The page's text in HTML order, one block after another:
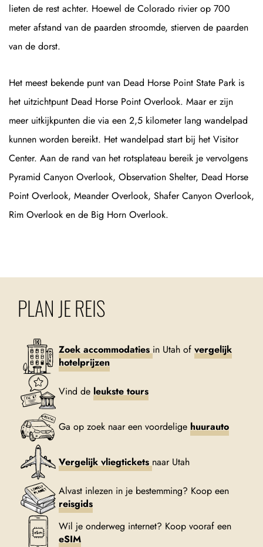
lieten de rest achter. Hoewel de Colorado rivier op 700
meter afstand van de paarden stroomde, stierven de paarden
van de dorst.
Het meest bekende punt van Dead Horse Point State Park is
het uitzichtpunt Dead Horse Point Overlook. Maar er zijn
meer uitkijkpunten die via een 2,5 kilometer lang wandelpad
kunnen worden bereikt. Het wandelpad start bij het Visitor
Center. Aan de rand van het rotsplateau bereik je vervolgens
Pyramid Canyon Overlook, Observation Shelter, Dead Horse
Point Overlook, Meander Overlook, Shafer Canyon Overlook,
Rim Overlook en de Big Horn Overlook.
PLAN JE REIS
Zoek accommodaties in Utah of vergelijk
hotelprijzen
Vind de leukste tours
Ga op zoek naar een voordelige huurauto
Vergelijk vliegtickets naar Utah
Alvast inlezen in je bestemming? Koop een
reisgids
Wil je onderweg internet? Koop vooraf een
eSIM